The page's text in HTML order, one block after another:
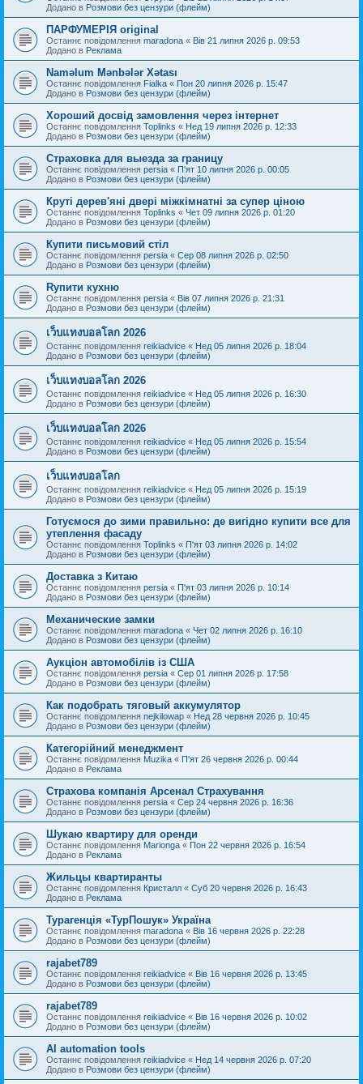
Додано в Розмови без цензури (флейм)
ПАРФУМЕРІЯ original
Останнє повідомлення maradona « Вів 21 липня 2026 р. 09:53
Додано в Реклама
Naməlum Mənbələr Xətası
Останнє повідомлення Fialka « Пон 20 липня 2026 р. 15:47
Додано в Розмови без цензури (флейм)
Хороший досвід замовлення через інтернет
Останнє повідомлення Toplinks « Нед 19 липня 2026 р. 12:33
Додано в Розмови без цензури (флейм)
Страховка для выезда за границу
Останнє повідомлення persia « П'ят 10 липня 2026 р. 00:05
Додано в Розмови без цензури (флейм)
Круті дерев'яні двері міжкімнатні за супер ціною
Останнє повідомлення Toplinks « Чет 09 липня 2026 р. 01:20
Додано в Розмови без цензури (флейм)
Купити письмовий стіл
Останнє повідомлення persia « Сер 08 липня 2026 р. 02:50
Додано в Розмови без цензури (флейм)
Rупити кухню
Останнє повідомлення persia « Вів 07 липня 2026 р. 21:31
Додано в Розмови без цензури (флейм)
เว็บแทงบอลโลก 2026
Останнє повідомлення reikiadvice « Нед 05 липня 2026 р. 18:04
Додано в Розмови без цензури (флейм)
เว็บแทงบอลโลก 2026
Останнє повідомлення reikiadvice « Нед 05 липня 2026 р. 16:30
Додано в Розмови без цензури (флейм)
เว็บแทงบอลโลก 2026
Останнє повідомлення reikiadvice « Нед 05 липня 2026 р. 15:54
Додано в Розмови без цензури (флейм)
เว็บแทงบอลโลก
Останнє повідомлення reikiadvice « Нед 05 липня 2026 р. 15:19
Додано в Розмови без цензури (флейм)
Готуємося до зими правильно: де вигідно купити все для
утеплення фасаду
Останнє повідомлення Toplinks « П'ят 03 липня 2026 р. 14:02
Додано в Розмови без цензури (флейм)
Доставка з Китаю
Останнє повідомлення persia « П'ят 03 липня 2026 р. 10:14
Додано в Розмови без цензури (флейм)
Механические замки
Останнє повідомлення maradona « Чет 02 липня 2026 р. 16:10
Додано в Розмови без цензури (флейм)
Аукціон автомобілів із США
Останнє повідомлення persia « Сер 01 липня 2026 р. 17:58
Додано в Розмови без цензури (флейм)
Как подобрать тяговый аккумулятор
Останнє повідомлення nejkilowap « Нед 28 червня 2026 р. 10:45
Додано в Розмови без цензури (флейм)
Категорійний менеджмент
Останнє повідомлення Muzika « П'ят 26 червня 2026 р. 00:44
Додано в Реклама
Страхова компанія Арсенал Страхування
Останнє повідомлення persia « Сер 24 червня 2026 р. 16:36
Додано в Розмови без цензури (флейм)
Шукаю квартиру для оренди
Останнє повідомлення Marionga « Пон 22 червня 2026 р. 16:54
Додано в Реклама
Жильцы квартиранты
Останнє повідомлення Кристалл « Суб 20 червня 2026 р. 16:43
Додано в Реклама
Турагенція «ТурПошук» Україна
Останнє повідомлення maradona « Вів 16 червня 2026 р. 22:28
Додано в Розмови без цензури (флейм)
rajabet789
Останнє повідомлення reikiadvice « Вів 16 червня 2026 р. 13:45
Додано в Розмови без цензури (флейм)
rajabet789
Останнє повідомлення reikiadvice « Вів 16 червня 2026 р. 10:02
Додано в Розмови без цензури (флейм)
AI automation tools
Останнє повідомлення reikiadvice « Нед 14 червня 2026 р. 07:20
Додано в Розмови без цензури (флейм)